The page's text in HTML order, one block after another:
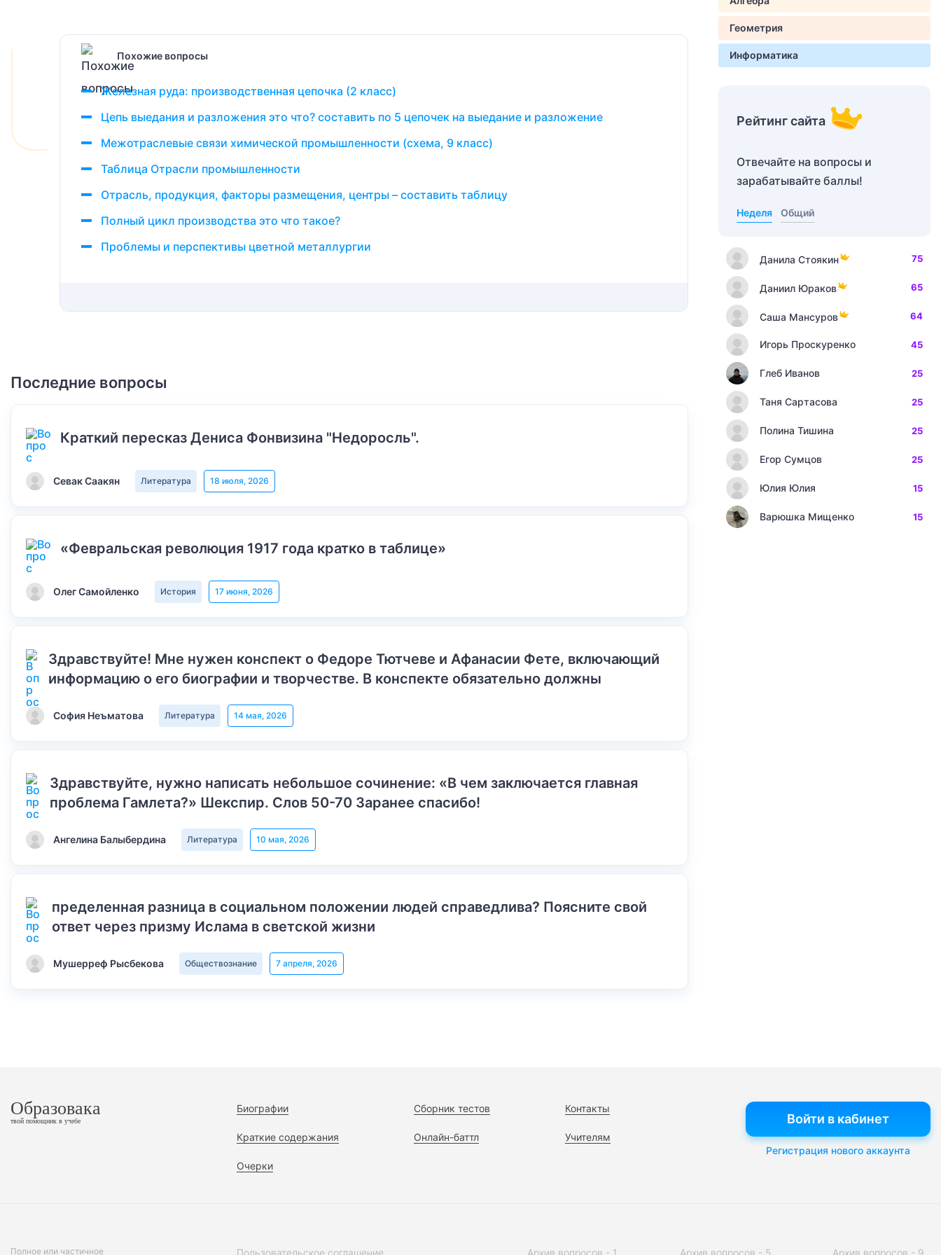
Похожие вопросы
Железная руда: производственная цепочка (2 класс)
Цепь выедания и разложения это что? составить по 5 цепочек на выедание и разложение
Межотраслевые связи химической промышленности (схема, 9 класс)
Таблица Отрасли промышленности
Отрасль, продукция, факторы размещения, центры – составить таблицу
Полный цикл производства это что такое?
Проблемы и перспективы цветной металлургии
Последние вопросы
Краткий пересказ Дениса Фонвизина "Недоросль".
Севак Саакян Литература 18 июля, 2026
«Февральская революция 1917 года кратко в таблице»
Олег Самойленко История 17 июня, 2026
Здравствуйте! Мне нужен конспект о Федоре Тютчеве и Афанасии Фете, включающий
информацию о его биографии и творчестве. В конспекте обязательно должны
София Неъматова Литература 14 мая, 2026
Здравствуйте, нужно написать небольшое сочинение: «В чем заключается главная
проблема Гамлета?» Шекспир. Слов 50-70 Заранее спасибо!
Ангелина Балыбердина Литература 10 мая, 2026
пределенная разница в социальном положении людей справедлива? Поясните свой
ответ через призму Ислама в светской жизни
Мушерреф Рысбекова Обществознание 7 апреля, 2026
Геометрия
Информатика
Рейтинг сайта
Отвечайте на вопросы и
зарабатывайте баллы!
Неделя Общий
Данила Стоякин 75
Даниил Юраков 65
Саша Мансуров 64
Игорь Проскуренко 45
Глеб Иванов 25
Таня Сартасова 25
Полина Тишина 25
Егор Сумцов 25
Юлия Юлия 15
Варюшка Мищенко 15
Образовака
твой помощник в учебе
Биографии
Краткие содержания
Очерки
Сборник тестов
Онлайн-баттл
Контакты
Учителям
Войти в кабинет
Регистрация нового аккаунта
Полное или частичное Пользовательское соглашение Архив вопросов - 1 Архив вопросов - 5 Архив вопросов - 9